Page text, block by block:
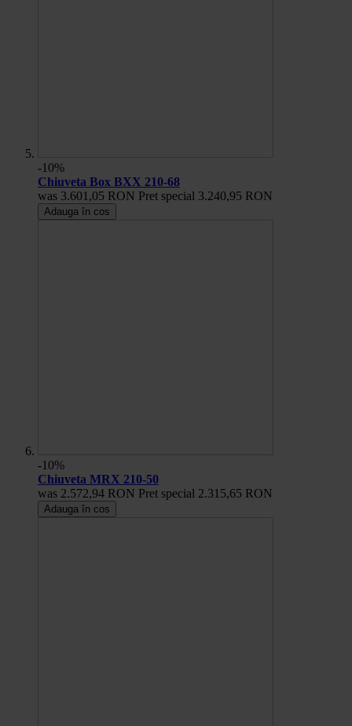
-10%
Chiuveta Box BXX 210-68
was 3.601,05 RON Pret special 3.240,95 RON
Adauga în cos
-10%
Chiuveta MRX 210-50
was 2.572,94 RON Pret special 2.315,65 RON
Adauga în cos